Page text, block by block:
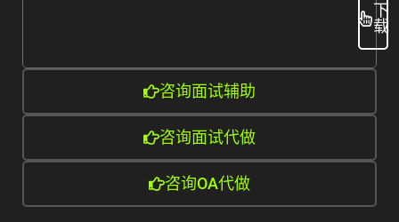
下
载
咨询面试辅助
咨询面试代做
咨询OA代做